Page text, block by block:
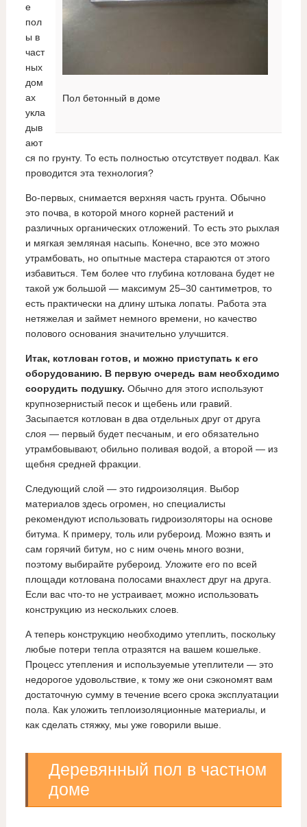
Пол бетонный в доме
е
пол
ы в
част
ных
дом
ах
укла
дыв
ают
ся по грунту. То есть полностью отсутствует подвал. Как
проводится эта технология?
Во-первых, снимается верхняя часть грунта. Обычно
это почва, в которой много корней растений и
различных органических отложений. То есть это рыхлая
и мягкая земляная насыпь. Конечно, все это можно
утрамбовать, но опытные мастера стараются от этого
избавиться. Тем более что глубина котлована будет не
такой уж большой — максимум 25–30 сантиметров, то
есть практически на длину штыка лопаты. Работа эта
нетяжелая и займет немного времени, но качество
полового основания значительно улучшится.
Итак, котлован готов, и можно приступать к его
оборудованию. В первую очередь вам необходимо
соорудить подушку. Обычно для этого используют
крупнозернистый песок и щебень или гравий.
Засыпается котлован в два отдельных друг от друга
слоя — первый будет песчаным, и его обязательно
утрамбовывают, обильно поливая водой, а второй — из
щебня средней фракции.
Следующий слой — это гидроизоляция. Выбор
материалов здесь огромен, но специалисты
рекомендуют использовать гидроизоляторы на основе
битума. К примеру, толь или рубероид. Можно взять и
сам горячий битум, но с ним очень много возни,
поэтому выбирайте рубероид. Уложите его по всей
площади котлована полосами внахлест друг на друга.
Если вас что-то не устраивает, можно использовать
конструкцию из нескольких слоев.
А теперь конструкцию необходимо утеплить, поскольку
любые потери тепла отразятся на вашем кошельке.
Процесс утепления и используемые утеплители — это
недорогое удовольствие, к тому же они сэкономят вам
достаточную сумму в течение всего срока эксплуатации
пола. Как уложить теплоизоляционные материалы, и
как сделать стяжку, мы уже говорили выше.
Деревянный пол в частном
доме